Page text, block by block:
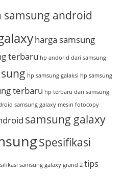
samsung android
harga samsung
terbaru hp andorid dari samsung
hp samsung galaksi hp samsung
terbaru hp terbaru dari samsung
samsung galaxy mesin fotocopy
samsung galaxy
Spesifikasi
samsung galaxy grand 2 tips